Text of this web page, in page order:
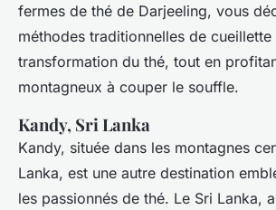
fermes de thé de Darjeeling, vous
méthodes traditionnelles de cueillette
transformation du thé, tout en
montagneux à couper le souffle.
Kandy, Sri Lanka
Kandy, située dans les montagnes
Lanka, est une autre destination
les passionnés de thé. Le Sri Lanka,